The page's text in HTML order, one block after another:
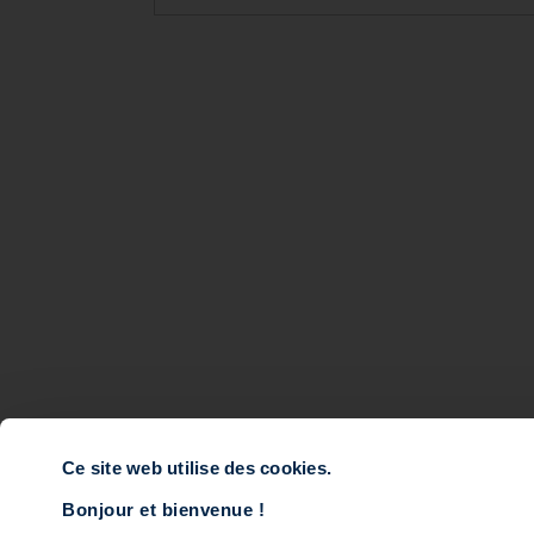
Ce site web utilise des cookies.
Bonjour et bienvenue !